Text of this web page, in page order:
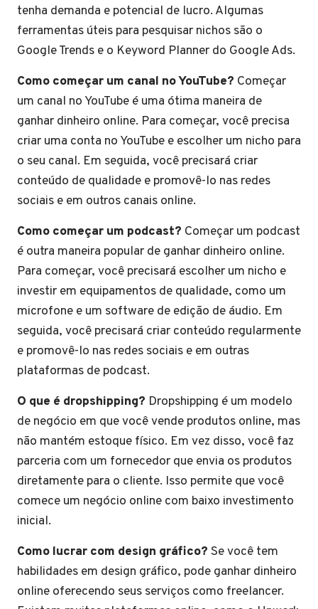
tenha demanda e potencial de lucro. Algumas
ferramentas úteis para pesquisar nichos são o
Google Trends e o Keyword Planner do Google Ads.
Como começar um canal no YouTube? Começar
um canal no YouTube é uma ótima maneira de
ganhar dinheiro online. Para começar, você precisa
criar uma conta no YouTube e escolher um nicho para
o seu canal. Em seguida, você precisará criar
conteúdo de qualidade e promovê-lo nas redes
sociais e em outros canais online.
Como começar um podcast? Começar um podcast
é outra maneira popular de ganhar dinheiro online.
Para começar, você precisará escolher um nicho e
investir em equipamentos de qualidade, como um
microfone e um software de edição de áudio. Em
seguida, você precisará criar conteúdo regularmente
e promovê-lo nas redes sociais e em outras
plataformas de podcast.
O que é dropshipping? Dropshipping é um modelo
de negócio em que você vende produtos online, mas
não mantém estoque físico. Em vez disso, você faz
parceria com um fornecedor que envia os produtos
diretamente para o cliente. Isso permite que você
comece um negócio online com baixo investimento
inicial.
Como lucrar com design gráfico? Se você tem
habilidades em design gráfico, pode ganhar dinheiro
online oferecendo seus serviços como freelancer.